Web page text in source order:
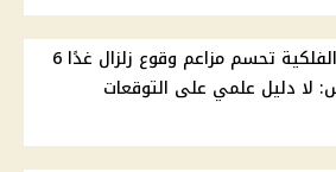
البحوث الفلكية تحسم مزاعم وقوع زلزال غدًا 6
دليل علمي على التوقعات